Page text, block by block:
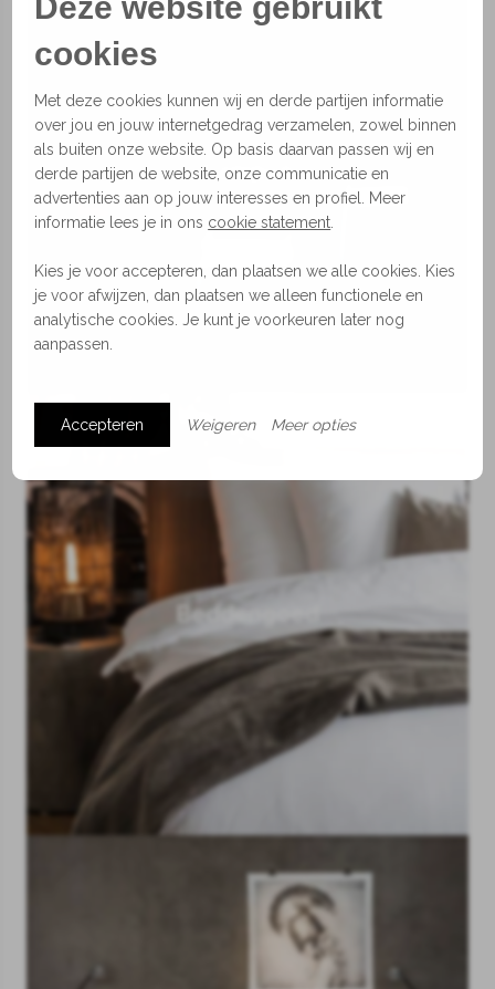
Lampen
Beddengoed
cookies
Met deze cookies kunnen wij en derde partijen informatie
over jou en jouw internetgedrag verzamelen, zowel binnen
als buiten onze website. Op basis daarvan passen wij en
derde partijen de website, onze communicatie en
advertenties aan op jouw interesses en profiel. Meer
informatie lees je in ons cookie statement
Kies je voor accepteren, dan plaatsen we alle cookies. Kies
je voor afwijzen, dan plaatsen we alleen functionele en
analytische cookies. Je kunt je voorkeuren later nog
aanpassen.
Accepteren Weigeren Meer opties